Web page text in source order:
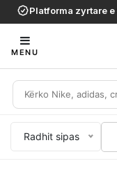
Platforma zyrtare e
MENU
Radhit sipas